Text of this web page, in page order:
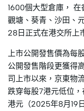
1600個大型倉庫，
觀塘、葵青、沙田、
28日正式在港交所上
上市公開發售價為每
公開發售階段更獲得
司上市以來，京東物
跌穿每股7港元低位
港元（2025年8月19